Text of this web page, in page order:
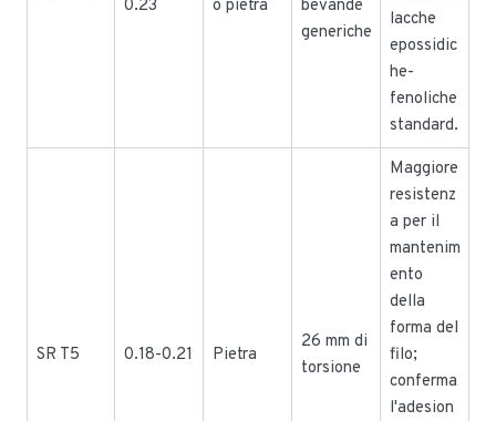
0.23
o pietra
bevande
generiche
lacche
epossidic
he-
fenoliche
standard.
SR T5 0.18-0.21 Pietra
26 mm di
torsione
Maggiore
resistenz
a per il
mantenim
ento
della
forma del
filo;
conferma
l'adesion